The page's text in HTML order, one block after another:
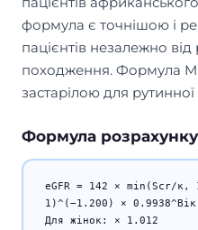
формула є точнішою і
пацієнтів незалежно від
походження. Формула
застарілою для
Формула розрахунку
eGFR = 142 × min(Scr/κ,
1)^(−1.200) × 0.9938^Вік
Для жінок: × 1.012